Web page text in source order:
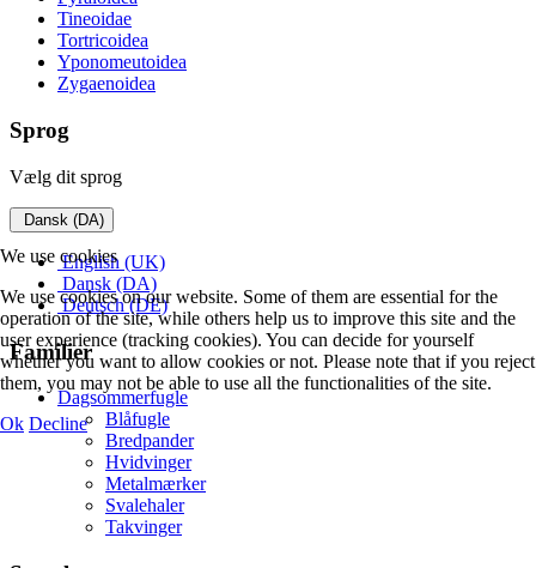
Tineoidae
Tortricoidea
Yponomeutoidea
Zygaenoidea
Sprog
Vælg dit sprog
Dansk (DA)
English (UK)
Dansk (DA)
Deutsch (DE)
Familier
Dagsommerfugle
Blåfugle
Bredpander
Hvidvinger
Metalmærker
Svalehaler
Takvinger
We use cookies
We use cookies on our website. Some of them are essential for the
operation of the site, while others help us to improve this site and the
user experience (tracking cookies). You can decide for yourself
whether you want to allow cookies or not. Please note that if you reject
them, you may not be able to use all the functionalities of the site.
Ok Decline